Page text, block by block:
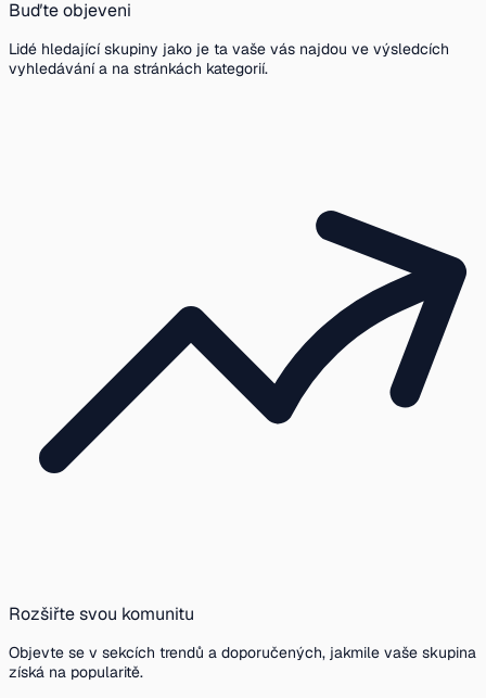
Buďte objeveni
Lidé hledající skupiny jako je ta vaše vás najdou ve výsledcích
vyhledávání a na stránkách kategorií.
Rozšiřte svou komunitu
Objevte se v sekcích trendů a doporučených, jakmile vaše skupina
získá na popularitě.